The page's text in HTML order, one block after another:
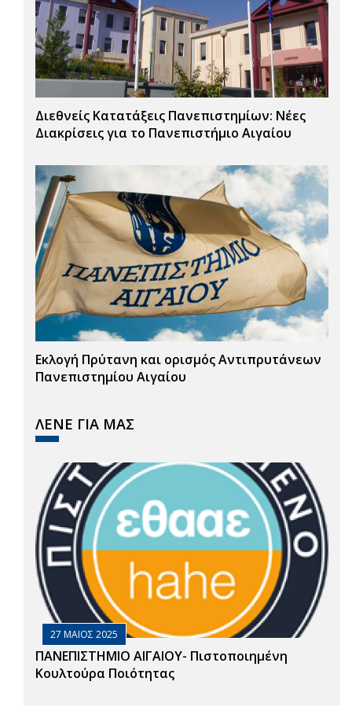
Διεθνείς Κατατάξεις Πανεπιστημίων: Νέες
Διακρίσεις για το Πανεπιστήμιο Αιγαίου
Εκλογή Πρύτανη και ορισμός Αντιπρυτάνεων
Πανεπιστημίου Αιγαίου
ΛΕΝΕ ΓΙΑ ΜΑΣ
27 ΜΑΙΟΣ 2025
ΠΑΝΕΠΙΣΤΗΜΙΟ ΑΙΓΑΙΟΥ- Πιστοποιημένη
Κουλτούρα Ποιότητας